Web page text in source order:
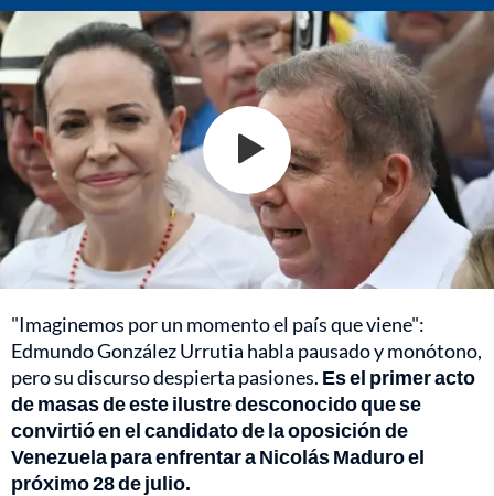
"Imaginemos por un momento el país que viene":
Edmundo González Urrutia habla pausado y monótono,
pero su discurso despierta pasiones. Es el primer acto
de masas de este ilustre desconocido que se
convirtió en el candidato de la oposición de
Venezuela para enfrentar a Nicolás Maduro el
próximo 28 de julio.